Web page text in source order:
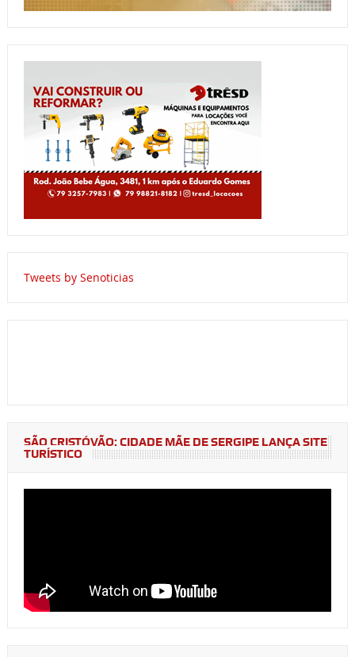
Tweets by Senoticias
SÃO CRISTÓVÃO: CIDADE MÃE DE SERGIPE LANÇA SITE
TURÍSTICO